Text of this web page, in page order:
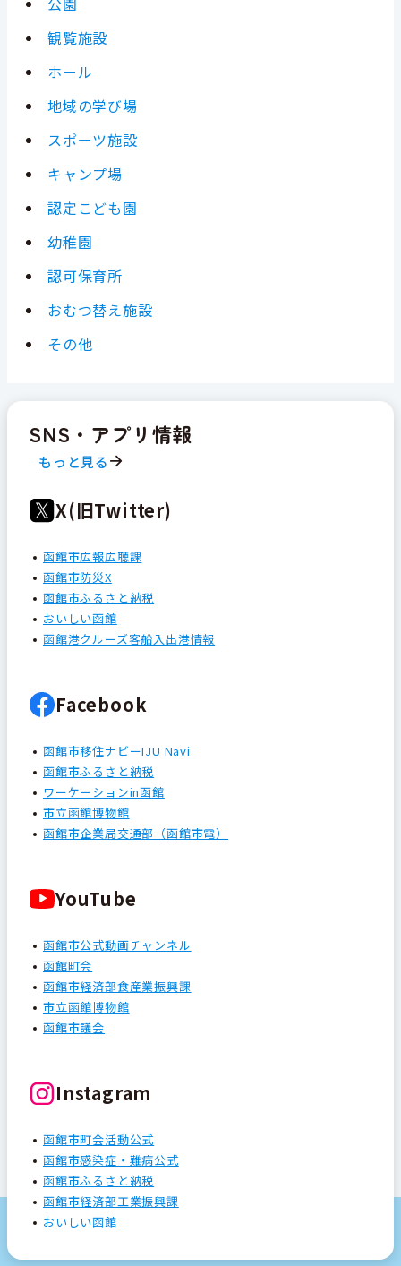
観覧施設
ホール
地域の学び場
スポーツ施設
キャンプ場
認定こども園
幼稚園
認可保育所
おむつ替え施設
その他
SNS・アプリ情報
もっと見る
X(旧Twitter)
函館市広報広聴課
函館市防災X
函館市ふるさと納税
おいしい函館
函館港クルーズ客船入出港情報
Facebook
函館市移住ナビーIJU Navi
函館市ふるさと納税
ワーケーションin函館
市立函館博物館
函館市企業局交通部（函館市電）
YouTube
函館市公式動画チャンネル
函館町会
函館市経済部食産業振興課
市立函館博物館
函館市議会
Instagram
函館市町会活動公式
函館市感染症・難病公式
函館市ふるさと納税
函館市経済部工業振興課
おいしい函館